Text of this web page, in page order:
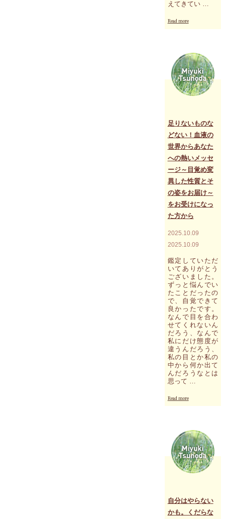
えてきてい …
Read more
の
時！
不
要
な
も
次々
心
や
視
か
ら
消
え
去
っ
行
理
が
進
ん
で
い
く
こ
と
に
な
る
で
し
ょ
足りないものな
どない！血液の
世界からあなた
への熱いメッセ
ージ～目覚め変
異した性質とそ
の姿をお届け～
をお受けになっ
た方から
2025.10.09
2025.10.09
鑑定していただ
いてありがとう
ございました。
ずっと悩んでい
たことだったの
で、自覚できて
良かったです。
なんで目を合わ
せてくれないん
だろう、なんで
私にだけ態度が
違うんだろう、
私の目とか私の
中から何か出て
んだろうなとは
思って …
Read more
も
の
な
ど
な
い！
の
界
自分はやらない
かも。くだらな